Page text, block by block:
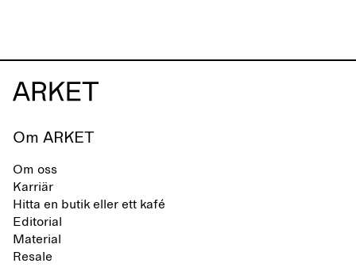
Om ARKET
Om oss
Karriär
Hitta en butik eller ett kafé
Editorial
Material
Resale